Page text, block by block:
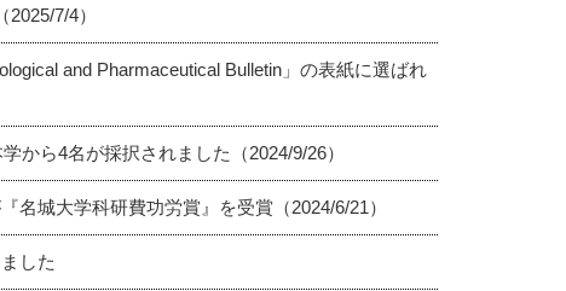
7/4）
and Pharmaceutical Bulletin」の表紙に選ばれ
から4名が採択されました（2024/9/26）
名城大学科研費功労賞』を受賞（2024/6/21）
した